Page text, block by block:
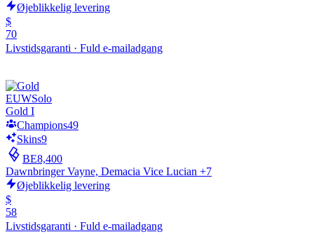
Øjeblikkelig levering
$
70
Livstidsgaranti · Fuld e-mailadgang
EUWSolo
Gold I
Champions49
Skins9
BE8,400
Dawnbringer Vayne, Demacia Vice Lucian +7
Øjeblikkelig levering
$
58
Livstidsgaranti · Fuld e-mailadgang